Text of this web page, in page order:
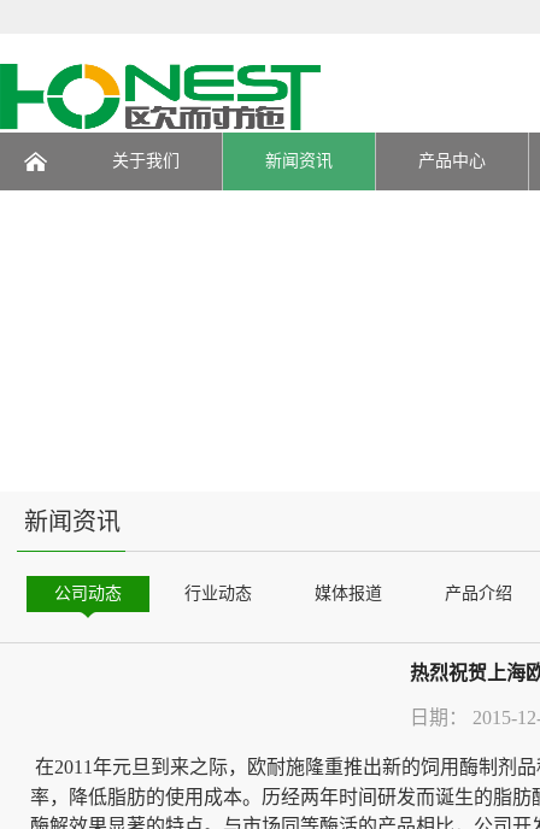
关于我们 新闻资讯 产品中心
新闻资讯
公司动态 行业动态 媒体报道 产品介绍
热烈祝贺上海
日期： 2015-
在2011年元旦到来之际，欧耐施隆重推出新的饲用酶制剂
率，降低脂肪的使用成本。历经两年时间研发而诞生的脂